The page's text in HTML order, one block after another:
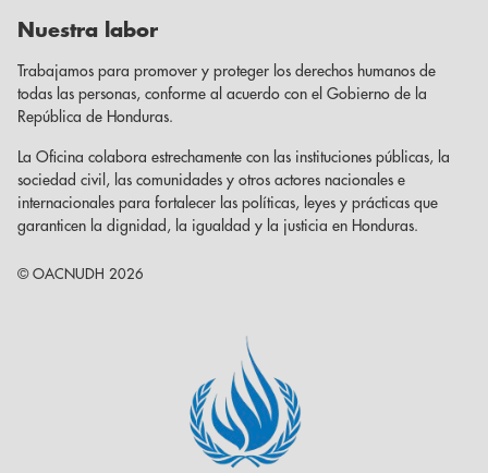
Nuestra labor
Trabajamos para promover y proteger los derechos humanos de
todas las personas, conforme al acuerdo con el Gobierno de la
República de Honduras.
La Oficina colabora estrechamente con las instituciones públicas, la
sociedad civil, las comunidades y otros actores nacionales e
internacionales para fortalecer las políticas, leyes y prácticas que
garanticen la dignidad, la igualdad y la justicia en Honduras.
© OACNUDH 2026